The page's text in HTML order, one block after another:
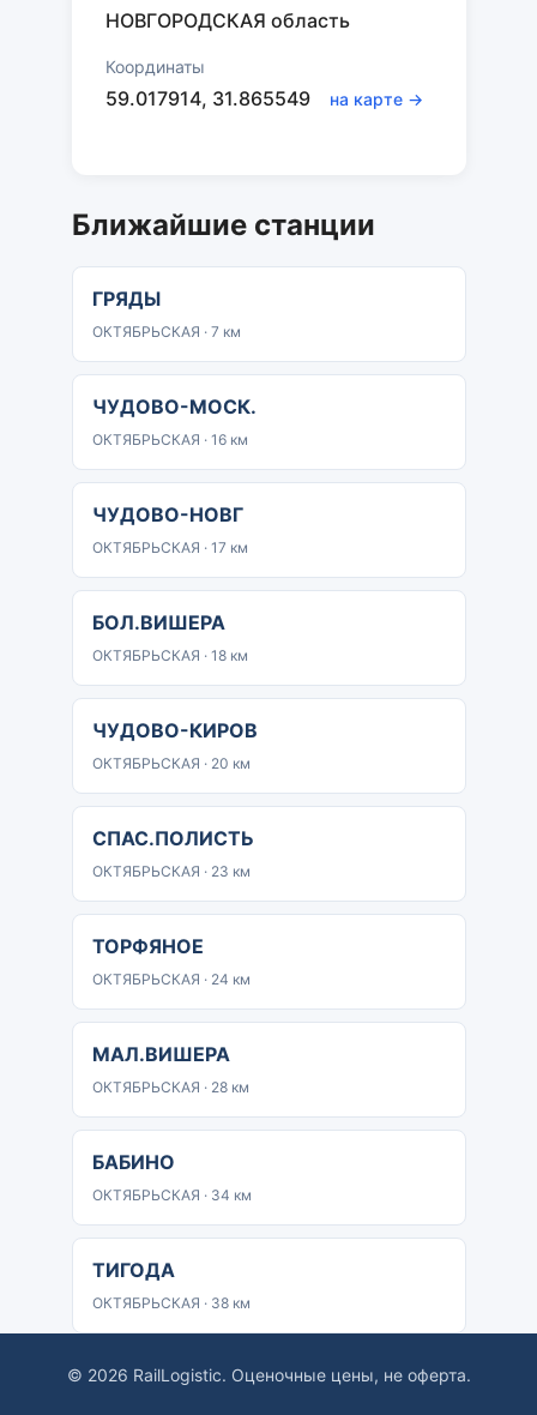
НОВГОРОДСКАЯ область
Координаты
59.017914, 31.865549 на карте →
Ближайшие станции
ГРЯДЫ
ОКТЯБРЬСКАЯ · 7 км
ЧУДОВО-МОСК.
ОКТЯБРЬСКАЯ · 16 км
ЧУДОВО-НОВГ
ОКТЯБРЬСКАЯ · 17 км
БОЛ.ВИШЕРА
ОКТЯБРЬСКАЯ · 18 км
ЧУДОВО-КИРОВ
ОКТЯБРЬСКАЯ · 20 км
СПАС.ПОЛИСТЬ
ОКТЯБРЬСКАЯ · 23 км
ТОРФЯНОЕ
ОКТЯБРЬСКАЯ · 24 км
МАЛ.ВИШЕРА
ОКТЯБРЬСКАЯ · 28 км
БАБИНО
ОКТЯБРЬСКАЯ · 34 км
ТИГОДА
ОКТЯБРЬСКАЯ · 38 км
© 2026 RailLogistic. Оценочные цены, не оферта.